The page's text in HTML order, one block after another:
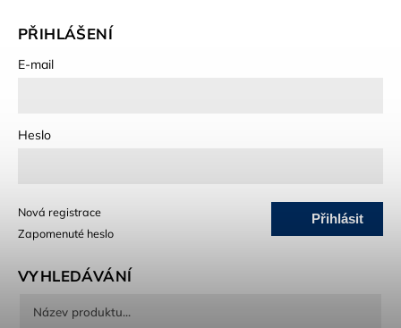
PŘIHLÁŠENÍ
E-mail
Heslo
Přihlásit
Nová registrace
Zapomenuté heslo
VYHLEDÁVÁNÍ